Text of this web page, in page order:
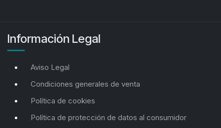
Información Legal
Aviso Legal
Condiciones generales de venta
Política de cookies
Política de protección de datos al consumidor